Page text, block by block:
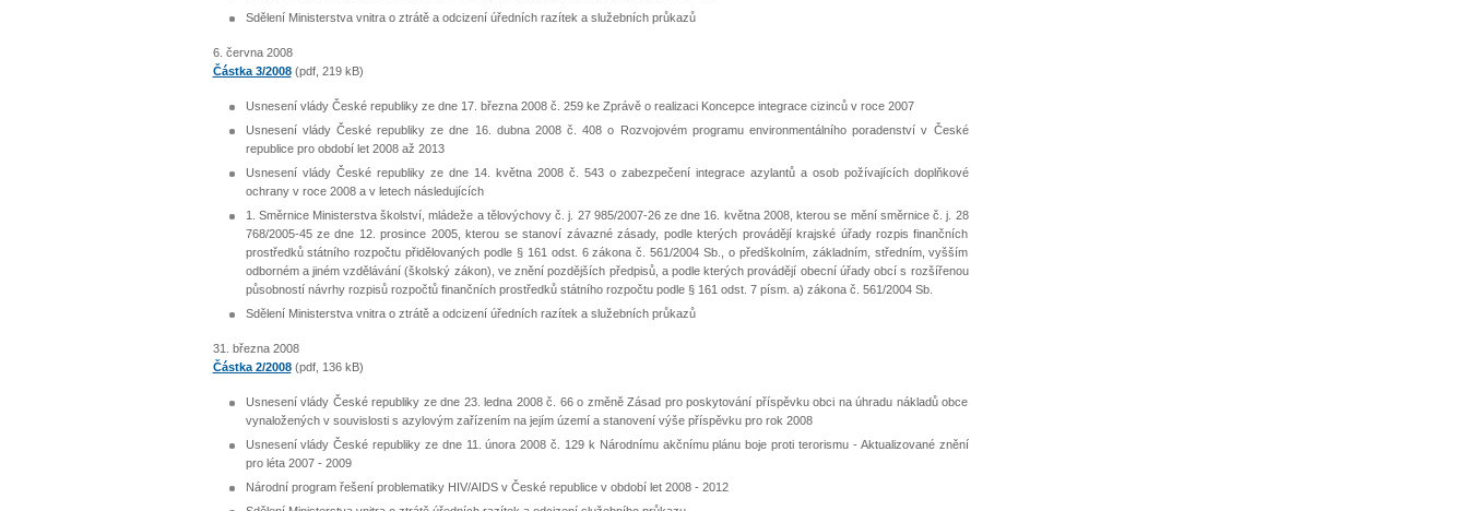
Sdělení Ministerstva vnitra o ztrátě a odcizení úředních razítek a služebních průkazů
6. června 2008
Částka 3/2008(pdf, 219 kB)
Usnesení vlády České republiky ze dne 17. března 2008 č. 259 ke Zprávě o realizaci Koncepce integrace cizinců v roce 2007
Usnesení vlády České republiky ze dne 16. dubna 2008 č. 408 o Rozvojovém programu environmentálního poradenství v České
republice pro období let 2008 až 2013
Usnesení vlády České republiky ze dne 14. května 2008 č. 543 o zabezpečení integrace azylantů a osob požívajících doplňkové
ochrany v roce 2008 a v letech následujících
1. Směrnice Ministerstva školství, mládeže a tělovýchovy č. j. 27 985/2007-26 ze dne 16. května 2008, kterou se mění směrnice č. j. 28
768/2005-45 ze dne 12. prosince 2005, kterou se stanoví závazné zásady, podle kterých provádějí krajské úřady rozpis finančních
prostředků státního rozpočtu přidělovaných podle § 161 odst. 6 zákona č. 561/2004 Sb., o předškolním, základním, středním, vyšším
odborném a jiném vzdělávání (školský zákon), ve znění pozdějších předpisů, a podle kterých provádějí obecní úřady obcí s rozšířenou
působností návrhy rozpisů rozpočtů finančních prostředků státního rozpočtu podle § 161 odst. 7 písm. a) zákona č. 561/2004 Sb.
Sdělení Ministerstva vnitra o ztrátě a odcizení úředních razítek a služebních průkazů
31. března 2008
Částka 2/2008(pdf, 136 kB)
Usnesení vlády České republiky ze dne 23. ledna 2008 č. 66 o změně Zásad pro poskytování příspěvku obci na úhradu nákladů obce
vynaložených v souvislosti s azylovým zařízením na jejím území a stanovení výše příspěvku pro rok 2008
Usnesení vlády České republiky ze dne 11. února 2008 č. 129 k Národnímu akčnímu plánu boje proti terorismu - Aktualizované znění
pro léta 2007 - 2009
Národní program řešení problematiky HIV/AIDS v České republice v období let 2008 - 2012